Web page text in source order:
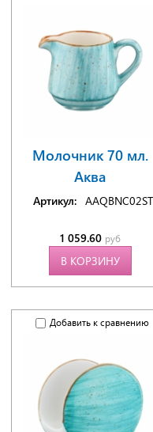
Молочник 70 мл.
Аква
Артикул: AAQBNC02ST
1 059.60 руб
В КОРЗИНУ
Добавить к сравнению